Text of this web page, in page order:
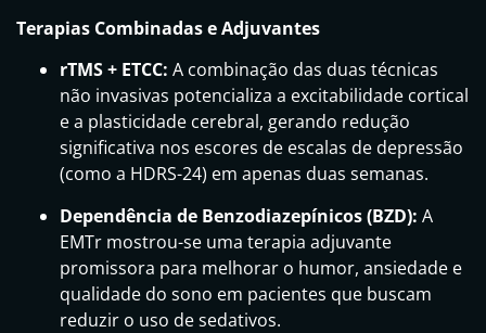
Terapias Combinadas e Adjuvantes
rTMS + ETCC: A combinação das duas técnicas
não invasivas potencializa a excitabilidade cortical
e a plasticidade cerebral, gerando redução
significativa nos escores de escalas de depressão
(como a HDRS-24) em apenas duas semanas.
Dependência de Benzodiazepínicos (BZD): A
EMTr mostrou-se uma terapia adjuvante
promissora para melhorar o humor, ansiedade e
qualidade do sono em pacientes que buscam
reduzir o uso de sedativos.